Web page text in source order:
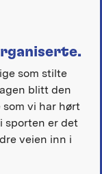
som stilte
blitt den
vi har hørt
sporten er det
veien inn i